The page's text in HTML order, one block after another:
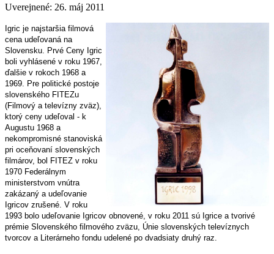
Uverejnené: 26. máj 2011
Igric je najstaršia filmová
cena udeľovaná na
Slovensku. Prvé Ceny Igric
boli vyhlásené v roku 1967,
ďalšie v rokoch 1968 a
1969. Pre politické postoje
slovenského FITEZu
(Filmový a televízny zväz),
ktorý ceny udeľoval - k
Augustu 1968 a
nekompromisné stanoviská
pri oceňovaní slovenských
filmárov, bol FITEZ v roku
1970 Federálnym
ministerstvom vnútra
zakázaný a udeľovanie
Igricov zrušené. V roku
1993 bolo udeľovanie Igricov obnovené, v roku 2011 sú Igrice a tvorivé
prémie Slovenského filmového zväzu, Únie slovenských televíznych
tvorcov a Literárneho fondu udelené po dvadsiaty druhý raz.